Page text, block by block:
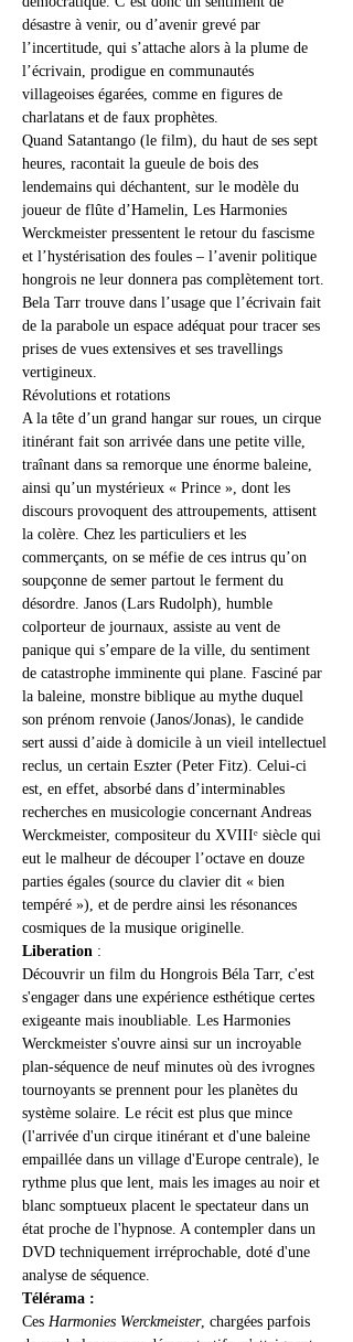
désastre à venir, ou d’avenir grevé par
l’incertitude, qui s’attache alors à la plume de
l’écrivain, prodigue en communautés
villageoises égarées, comme en figures de
charlatans et de faux prophètes.
Quand Satantango (le film), du haut de ses sept
heures, racontait la gueule de bois des
lendemains qui déchantent, sur le modèle du
joueur de flûte d’Hamelin, Les Harmonies
Werckmeister pressentent le retour du fascisme
et l’hystérisation des foules – l’avenir politique
hongrois ne leur donnera pas complètement tort.
Bela Tarr trouve dans l’usage que l’écrivain fait
de la parabole un espace adéquat pour tracer ses
prises de vues extensives et ses travellings
vertigineux.
Révolutions et rotations
A la tête d’un grand hangar sur roues, un cirque
itinérant fait son arrivée dans une petite ville,
traînant dans sa remorque une énorme baleine,
ainsi qu’un mystérieux « Prince », dont les
discours provoquent des attroupements, attisent
la colère. Chez les particuliers et les
commerçants, on se méfie de ces intrus qu’on
soupçonne de semer partout le ferment du
désordre. Janos (Lars Rudolph), humble
colporteur de journaux, assiste au vent de
panique qui s’empare de la ville, du sentiment
de catastrophe imminente qui plane. Fasciné par
la baleine, monstre biblique au mythe duquel
son prénom renvoie (Janos/Jonas), le candide
sert aussi d’aide à domicile à un vieil intellectuel
reclus, un certain Eszter (Peter Fitz). Celui-ci
est, en effet, absorbé dans d’interminables
recherches en musicologie concernant Andreas
Werckmeister, compositeur du XVIIIᵉ siècle qui
eut le malheur de découper l’octave en douze
parties égales (source du clavier dit « bien
tempéré »), et de perdre ainsi les résonances
cosmiques de la musique originelle.
Liberation :
Découvrir un film du Hongrois Béla Tarr, c'est
s'engager dans une expérience esthétique certes
exigeante mais inoubliable. Les Harmonies
Werckmeister s'ouvre ainsi sur un incroyable
plan-séquence de neuf minutes où des ivrognes
tournoyants se prennent pour les planètes du
système solaire. Le récit est plus que mince
(l'arrivée d'un cirque itinérant et d'une baleine
empaillée dans un village d'Europe centrale), le
rythme plus que lent, mais les images au noir et
blanc somptueux placent le spectateur dans un
état proche de l'hypnose. A contempler dans un
DVD techniquement irréprochable, doté d'une
analyse de séquence.
Télérama :
Ces Harmonies Werckmeister, chargées parfois